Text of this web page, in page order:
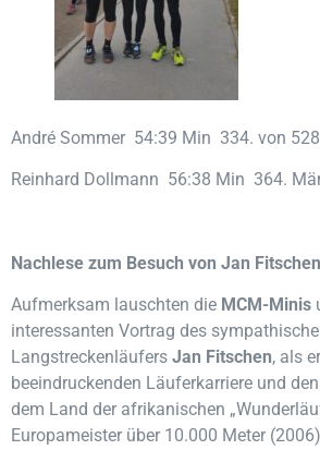
André Sommer 54:39 Min 334. von
Reinhard Dollmann 56:38 Min 364.
Nachlese zum Besuch von Jan Fitschen
Aufmerksam lauschten die MCM-Minis
interessanten Vortrag des
Langstreckenläufers Jan Fitschen, als
beeindruckenden Läuferkarriere und
dem Land der afrikanischen
Europameister über 10.000 Meter